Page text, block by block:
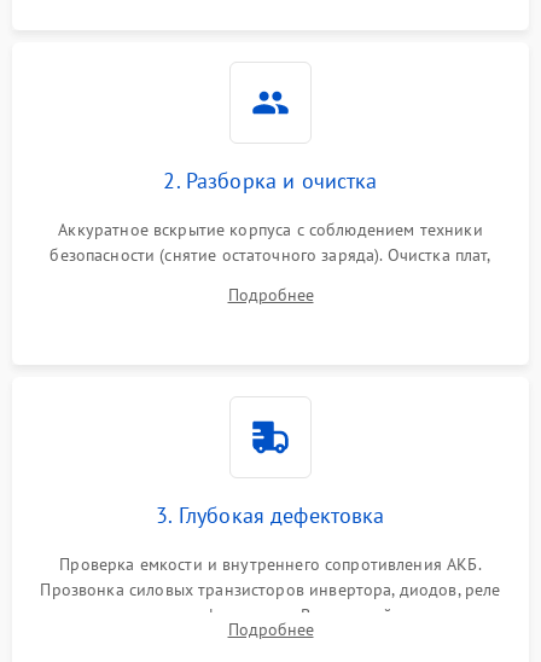
2. Разборка и очистка
Аккуратное вскрытие корпуса с соблюдением техники
безопасности (снятие остаточного заряда). Очистка плат,
и кистей для предотвращения перегрева и замыканий.
Подробнее
3. Глубокая дефектовка
Проверка емкости и внутреннего сопротивления АКБ.
Прозвонка силовых транзисторов инвертора, диодов, реле
переключения и трансформатора. Визуальный поиск вздутых
конденсаторов и прогаров на печатной плате.
Подробнее